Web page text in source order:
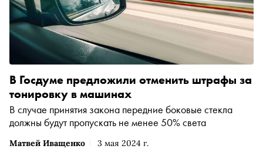
Матвей Иващенко 3 мая 2024 г.
В Госдуме предложили отменить штрафы за
тонировку в машинах
В случае принятия закона передние боковые стекла
должны будут пропускать не менее 50% света